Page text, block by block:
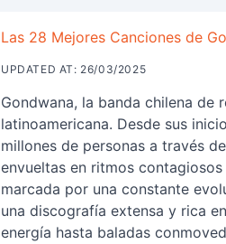
Las 28 Mejores Canciones de
UPDATED AT: 26/03/2025
Gondwana, la banda chilena de
latinoamericana. Desde sus
millones de personas a través
envueltas en ritmos
marcada por una constante
una discografía extensa y rica
energía hasta baladas